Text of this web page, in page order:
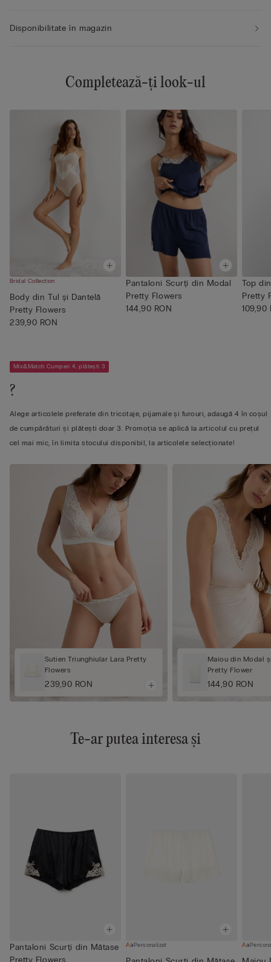
Disponibilitate în magazin
Completează-ți look-ul
Bridal Collection
Body din Tul și Dantelă
Pretty Flowers
239,90 RON
Pantaloni Scurți din Modal
Pretty Flowers
144,90 RON
Top
Pretty
109,90
Mix&Match Cumperi 4, plătești 3
?
Alege articolele preferate din tricotaje, pijamale și furouri, adaugă 4 în coșul
de cumpărături și plătești doar 3. Promoția se aplică la articolul cu prețul
cel mai mic, în limita stocului disponibil, la articolele selecționate!
Sutien Triunghiular Lara Pretty
Flowers
239,90 RON
Maiou din Modal
Pretty Flower
144,90 RON
Te-ar putea interesa și
Pantaloni Scurți din Mătase
Pretty Flowers
Personalizat